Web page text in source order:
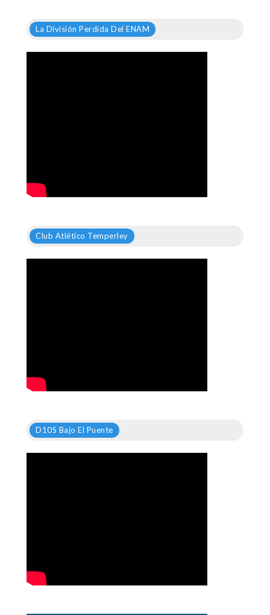
La División Perdida Del ENAM
Club Atlético Temperley
D10S Bajo El Puente